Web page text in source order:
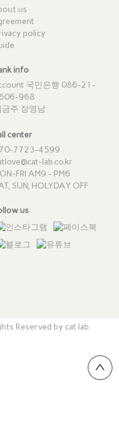
us
policy
info
국민은행 086-21-
968
금주 장영남
center
7723-4599
lab.co.kr
FRI AM9 - PM6
SUN, HOLYDAY OFF
us
Reserved by cat lab.